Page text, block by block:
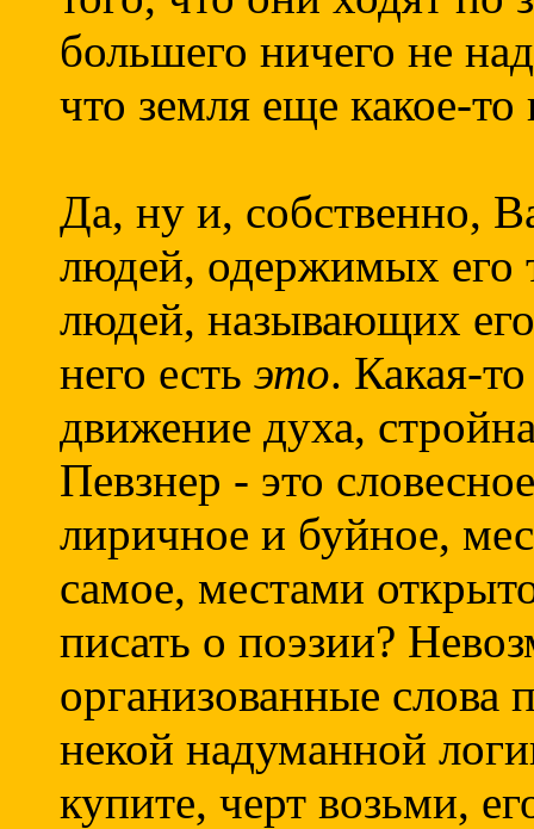
большего ничего не
что земля еще какое-
Да, ну и, собственно,
людей, одержимых его
людей, называющих
него есть это. Какая-
движение духа,
Певзнер - это
лиричное и буйное,
самое, местами
писать о поэзии?
организованные слова
некой надуманной
купите, черт возьми,